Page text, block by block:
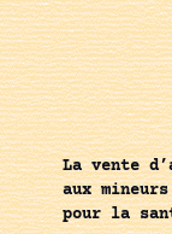
La vente
aux
pour la